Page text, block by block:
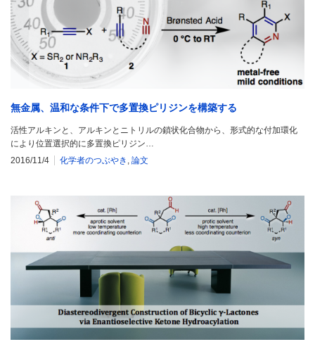
無金属、温和な条件下で多置換ピリジンを構築する
活性アルキンと、アルキンとニトリルの鎖状化合物から、形式的な付加環化
により位置選択的に多置換ピリジン…
2016/11/4
化学者のつぶやき , 論文